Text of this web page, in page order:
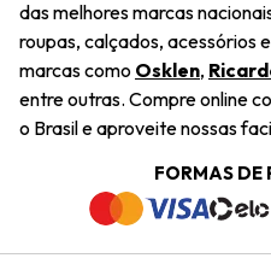
Saiu na Mídia
Sustentabilidade
Navegando
Termos e Condições
Trabalhe Conosco
Restituição de Pagamento
Dúvidas Frequentes
Termos e Condições
Política de Privacidade
das melhores marcas
roupas, calçados, acessórios
marcas como Osklen,
entre outras. Compre online
o Brasil e aproveite nossas
FORMAS DE